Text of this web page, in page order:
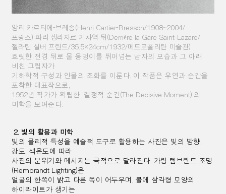
앙리 카르티에- 브레송(Henri Cartier-Bresson/1908~2004/
프랑스 ) 파리 생라자르 기차역 뒤 (Derrière la Gare Saint-Lazare/
젤라틴 실버 프린트/35.5×24cm/1932/메트로폴리탄 미술관)
흐릿한 전경 뒤로 물 웅덩이를 뛰어넘는 남자의 모습과 그 아래
비친 그림자가
기하학적 구성과 인물의 조화를 이룬다 이 작품은 우연과 순간을
포착한 대표작으로
1952년 작가가 확립한 ‘결정적 순간(The Decisive Moment)’의
미학을 보여준다
2. 빛의 활용과 미학
빛의 물리적 특성을 예술적 도구로 활용하는 사진은 빛의 방향
강도
색온도에 따라
사진의 분위기와 메시지는 극적으로 달라진다. 가령 렘브란트 조명
(Rembrandt Lighting)은
얼굴의 한쪽이 밝고 다른 쪽이 어두우며
볼에 삼각형 모양의
하이라이트가 생기는